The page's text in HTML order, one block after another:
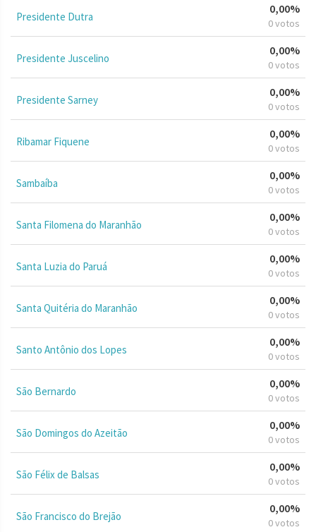
Presidente Dutra
0,00%
0 votos
Presidente Juscelino
0,00%
0 votos
Presidente Sarney
0,00%
0 votos
Ribamar Fiquene
0,00%
0 votos
Sambaíba
0,00%
0 votos
Santa Filomena do Maranhão
0,00%
0 votos
Santa Luzia do Paruá
0,00%
0 votos
Santa Quitéria do Maranhão
0,00%
0 votos
Santo Antônio dos Lopes
0,00%
0 votos
São Bernardo
0,00%
0 votos
São Domingos do Azeitão
0,00%
0 votos
São Félix de Balsas
0,00%
0 votos
São Francisco do Brejão
0,00%
0 votos